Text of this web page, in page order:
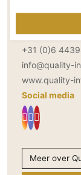
Thuisbioscoop
Mirror TV
Fitnessapparatuur
Wifi
Overig
Aannemers
Akoestiek
Bereikbaar via
+31 (0)6
info@quality-
www.quality-
Social media
Meer over